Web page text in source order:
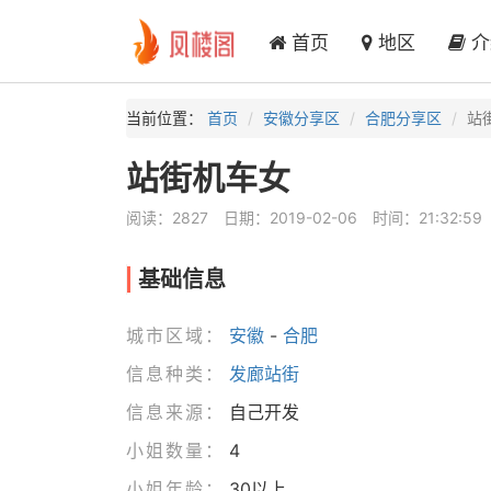
首页 地区 介
当前位置： 首页 安徽分享区 合肥分享区 站
站街机车女
阅读：2827 日期：2019-02-06 时间：21:32:59
基础信息
城市区域： 安徽- 合肥
信息种类：
发廊站街
信息来源：
自己开发
小姐数量：
4